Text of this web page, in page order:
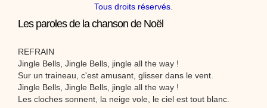
Tous droits réservés
Les paroles de la chanson de Noël
REFRAIN
Jingle Bells, Jingle Bells, jingle all the way !
Sur un traineau, c'est amusant, glisser dans le vent.
Jingle Bells, Jingle Bells, jingle all the way !
Les cloches sonnent, la neige vole, le ciel est tout blanc.